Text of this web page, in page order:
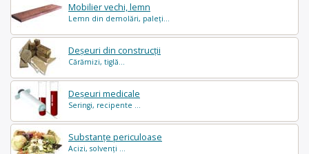
Mobilier vechi, lemn
Lemn din demolări, paleți...
Deșeuri din construcții
Cărămizi, tiglă...
Deșeuri medicale
Seringi, recipente ...
Substanțe periculoase
Acizi, solvenți ...